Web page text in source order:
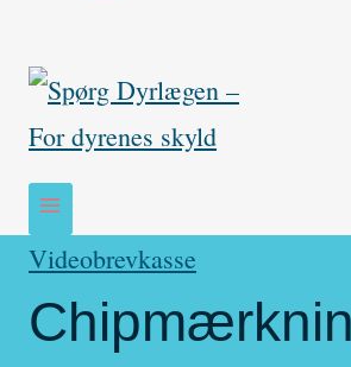
Videobrevkasse